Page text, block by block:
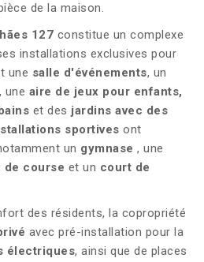
de la maison.
127 constitue un complexe
installations exclusives pour
une salle d'événements, un
, une aire de jeux pour enfants,
et des jardins avec des
sportives ont
un gymnase , une
de course et un court de
des résidents, la copropriété
avec pré-installation pour la
électriques, ainsi que de places